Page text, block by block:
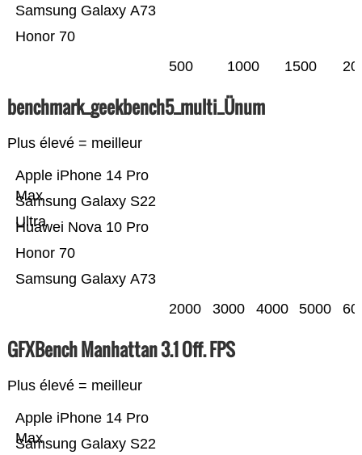
Honor 70
Samsung Galaxy A73
500 1000 1500
benchmark_geekbench5_multi_Ünum
Plus élevé = meilleur
Samsung Galaxy A73
Honor 70
Huawei Nova 10 Pro
Samsung Galaxy S22
Ultra
Apple iPhone 14 Pro
Max
2000 3000 4000 5000
GFXBench Manhattan 3.1 Off. FPS
Plus élevé = meilleur
Samsung Galaxy S22
Apple iPhone 14 Pro
Max